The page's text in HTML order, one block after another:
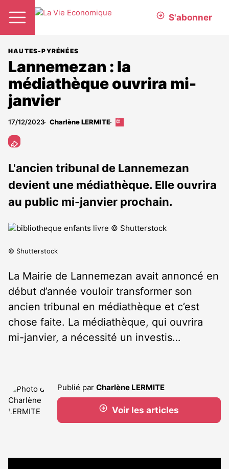
S'abonner
HAUTES-PYRÉNÉES
Lannemezan : la
médiathèque ouvrira mi-
janvier
17/12/2023 Charlène LERMITE
Cet
abonnés
L'ancien tribunal de Lannemezan
devient une médiathèque. Elle ouvrira
au public mi-janvier prochain.
© Shutterstock
La Mairie de Lannemezan avait annoncé en
début d’année vouloir transformer son
ancien tribunal en médiathèque et c’est
chose faite. La médiathèque, qui ouvrira
mi-janvier, a nécessité un investis…
Publié par Charlène LERMITE
Voir les articles